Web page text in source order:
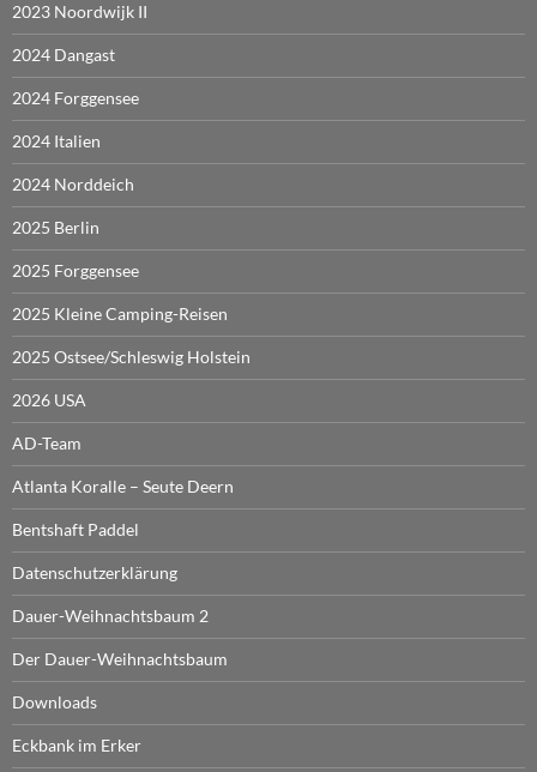
2023 Noordwijk II
2024 Dangast
2024 Forggensee
2024 Italien
2024 Norddeich
2025 Berlin
2025 Forggensee
2025 Kleine Camping-Reisen
2025 Ostsee/Schleswig Holstein
2026 USA
AD-Team
Atlanta Koralle – Seute Deern
Bentshaft Paddel
Datenschutzerklärung
Dauer-Weihnachtsbaum 2
Der Dauer-Weihnachtsbaum
Downloads
Eckbank im Erker